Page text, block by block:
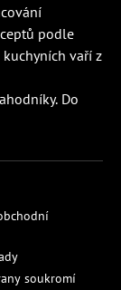
podle
vaří z
Do
soukromí